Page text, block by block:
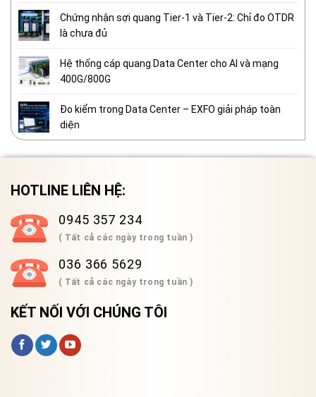
Chứng nhận sợi quang Tier-1 và Tier-2: Chỉ đo OTDR
là chưa đủ
Hệ thống cáp quang Data Center cho AI và mạng
400G/800G
Đo kiểm trong Data Center – EXFO giải pháp toàn
diện
HOTLINE LIÊN HỆ:
0945 357 234
( Tất cả các ngày trong tuần )
036 366 5629
( Tất cả các ngày trong tuần )
KẾT NỐI VỚI CHÚNG TÔI